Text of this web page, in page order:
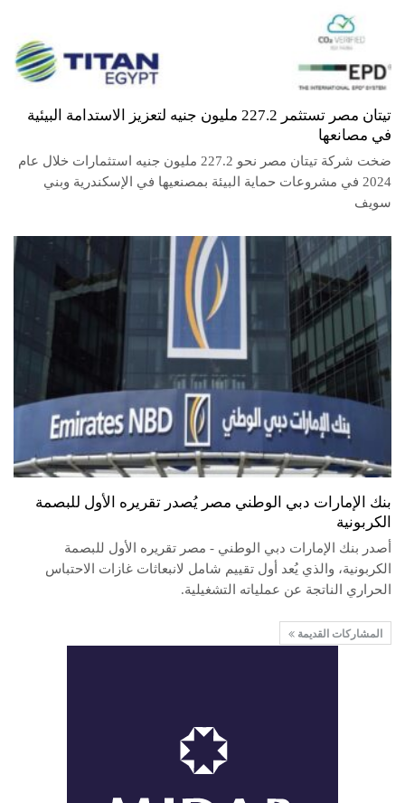
تيتان مصر تستثمر 227.2 مليون جنيه لتعزيز الاستدامة البيئية
في مصانعها
ضخت شركة تيتان مصر نحو 227.2 مليون جنيه استثمارات خلال عام
2024 في مشروعات حماية البيئة بمصنعيها في الإسكندرية وبني
سويف
بنك الإمارات دبي الوطني مصر يُصدر تقريره الأول للبصمة
الكربونية
أصدر بنك الإمارات دبي الوطني - مصر تقريره الأول للبصمة
الكربونية، والذي يُعد أول تقييم شامل لانبعاثات غازات الاحتباس
الحراري الناتجة عن عملياته التشغيلية.
المشاركات القديمة